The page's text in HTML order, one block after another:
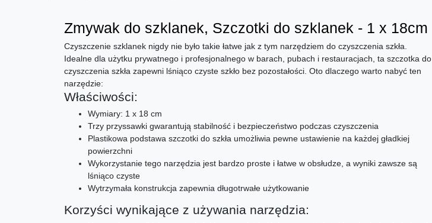
Zmywak do szklanek, Szczotki do szklanek - 1 x 18cm
Czyszczenie szklanek nigdy nie było takie łatwe jak z tym narzędziem do czyszczenia szkła.
Idealne dla użytku prywatnego i profesjonalnego w barach, pubach i restauracjach, ta szczotka do
czyszczenia szkła zapewni lśniąco czyste szkło bez pozostałości. Oto dlaczego warto nabyć ten
narzędzie:
Właściwości:
Wymiary: 1 x 18 cm
Trzy przyssawki gwarantują stabilność i bezpieczeństwo podczas czyszczenia
Plastikowa podstawa szczotki do szkła umożliwia pewne ustawienie na każdej gładkiej
powierzchni
Wykorzystanie tego narzędzia jest bardzo proste i łatwe w obsłudze, a wyniki zawsze są
lśniąco czyste
Wytrzymała konstrukcja zapewnia długotrwałe użytkowanie
Korzyści wynikające z używania narzędzia: